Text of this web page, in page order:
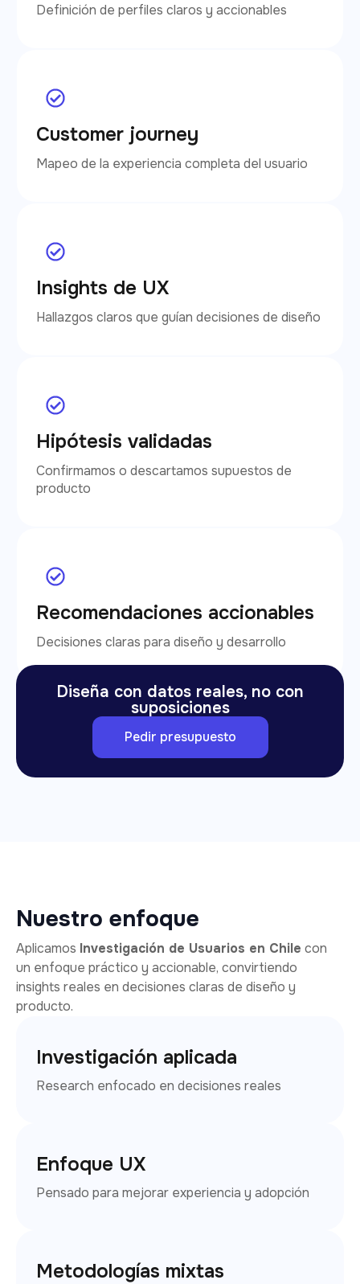
Definición de perfiles claros y accionables
Customer journey
Mapeo de la experiencia completa del usuario
Insights de UX
Hallazgos claros que guían decisiones de diseño
Hipótesis validadas
Confirmamos o descartamos supuestos de
producto
Recomendaciones accionables
Decisiones claras para diseño y desarrollo
Diseña con datos reales, no con
suposiciones
Pedir presupuesto
Nuestro enfoque
Aplicamos Investigación de Usuarios en Chile con
un enfoque práctico y accionable, convirtiendo
insights reales en decisiones claras de diseño y
producto.
Investigación aplicada
Research enfocado en decisiones reales
Enfoque UX
Pensado para mejorar experiencia y adopción
Metodologías mixtas